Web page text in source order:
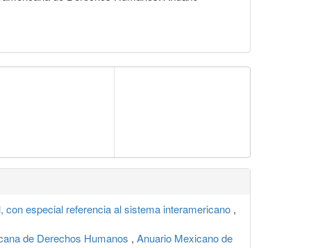
especial referencia al sistema interamericano ,
de Derechos Humanos , Anuario Mexicano de